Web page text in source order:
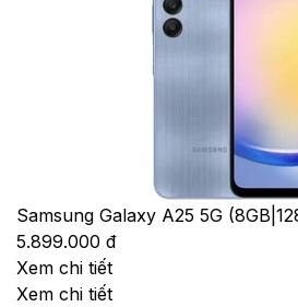
Samsung Galaxy A25 5G
5.899.000 đ
Xem chi tiết
Xem chi tiết